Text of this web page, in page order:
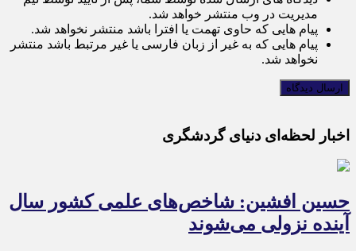
مدیریت در وب منتشر خواهد شد.
پیام هایی که حاوی تهمت یا افترا باشد منتشر نخواهد شد.
پیام هایی که به غیر از زبان فارسی یا غیر مرتبط باشد منتشر
نخواهد شد.
اخبار لحظه‌ای دنیای گردشگری
حسین افشین: شاخص‌های علمی کشور سال
آینده نزولی می‌شوند